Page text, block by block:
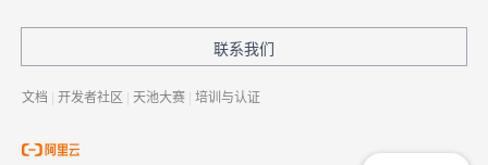
联系我们
文档 | 开发者社区 | 天池大赛 | 培训与认证